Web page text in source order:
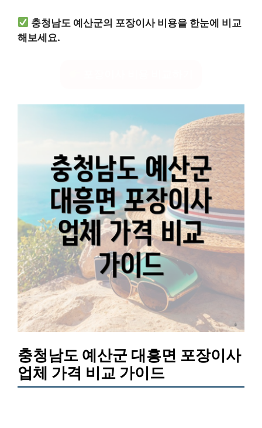
충청남도 예산군의 포장이사 비용을 한눈에 비교
해보세요.
충청남도 예산군 대흥면 포장이사
업체 가격 비교 가이드